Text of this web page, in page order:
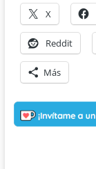
X
Reddit
Más